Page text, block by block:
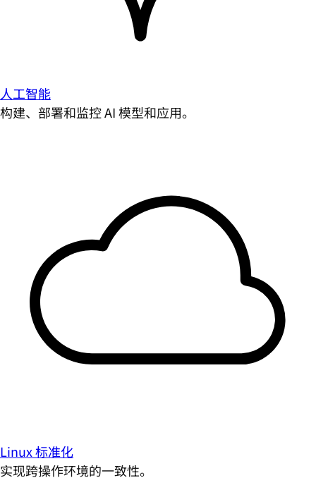
人工智能
构建、部署和监控 AI 模型和应用。
Linux 标准化
实现跨操作环境的一致性。